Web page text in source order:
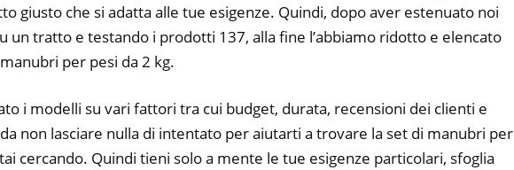
giusto che si adatta alle tue esigenze. Quindi, dopo aver estenuato noi
un tratto e testando i prodotti 137, alla fine l’abbiamo ridotto e elencato
per pesi da 2 kg.
i modelli su vari fattori tra cui budget, durata, recensioni dei clienti e
non lasciare nulla di intentato per aiutarti a trovare la set di manubri per
cercando. Quindi tieni solo a mente le tue esigenze particolari, sfoglia